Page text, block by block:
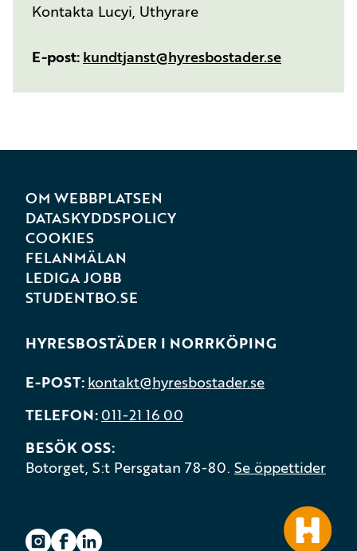
Kontakta Lucyi, Uthyrare
E-post kundtjanst@hyresbostader.se
OM WEBBPLATSEN
DATASKYDDSPOLICY
COOKIES
FELANMÄLAN
LEDIGA JOBB
STUDENTBO.SE
HYRESBOSTÄDER I NORRKÖPING
E-POST kontakt@hyresbostader.se
TELEFON 011-21 16 00
BESÖK OSS
Botorget, S:t Persgatan 78-80. Se öppettider